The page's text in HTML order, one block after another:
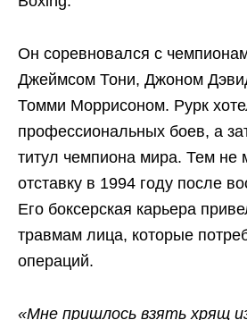
Он соревновался с
Джеймсом Тони, Джоном
Томми Моррисоном. Рурк
профессиональных боев, а
титул чемпиона мира. Тем не
отставку в 1994 году после
Его боксерская карьера
травмам лица, которые
операций.
«Мне пришлось взять хрящ